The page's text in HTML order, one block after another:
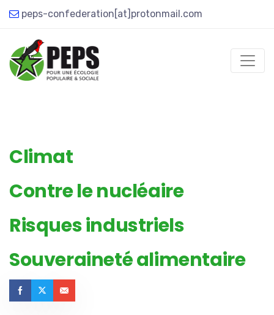
peps-confederation[at]protonmail.com
Climat
Contre le nucléaire
Risques industriels
Souveraineté alimentaire